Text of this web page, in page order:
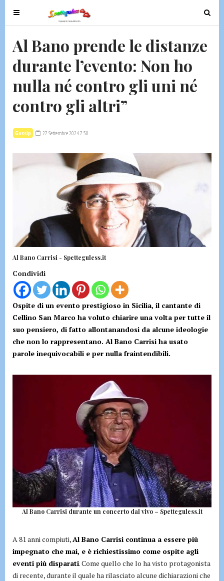
T
o
g
e
n
v
g
t
i
T
o
g
t
n
Al Bano prende le distanze
durante l’evento: Non ho
nulla né contro gli uni né
contro gli altri”
Gossip 27 Settembre 2024 7:30
Al Bano Carrisi - Spetteguless.it
Condividi
Ospite di un evento prestigioso in Sicilia, il cantante di
Cellino San Marco ha voluto chiarire una volta per tutte il
suo pensiero, di fatto allontanandosi da alcune ideologie
che non lo rappresentano. Al Bano Carrisi ha usato
parole inequivocabili e per nulla fraintendibili.
Al Bano Carrisi durante un concerto dal vivo – Spetteguless.it
A 81 anni compiuti,Al Bano Carrisi continua a essere più
impegnato che mai, e è richiestissimo come ospite agli
eventi più disparati. Come quello che lo ha visto protagonista
di recente, durante il quale ha rilasciato alcune dichiarazioni che